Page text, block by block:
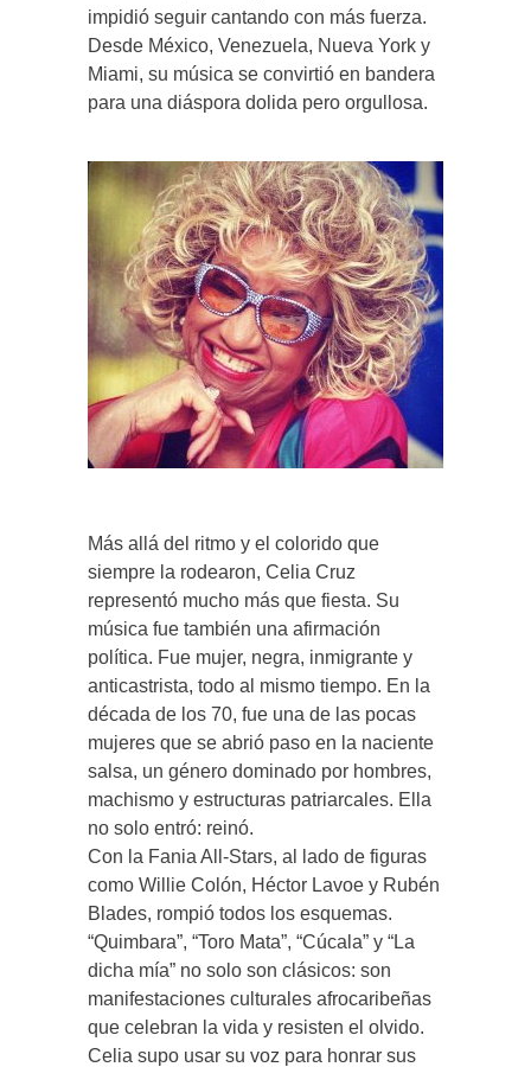
impidió seguir cantando con más fuerza.
Desde México, Venezuela, Nueva York y
Miami, su música se convirtió en bandera
para una diáspora dolida pero orgullosa.
Más allá del ritmo y el colorido que
siempre la rodearon, Celia Cruz
representó mucho más que fiesta. Su
música fue también una afirmación
política. Fue mujer, negra, inmigrante y
anticastrista, todo al mismo tiempo. En la
década de los 70, fue una de las pocas
mujeres que se abrió paso en la naciente
salsa, un género dominado por hombres,
machismo y estructuras patriarcales. Ella
no solo entró: reinó.
Con la Fania All-Stars, al lado de figuras
como Willie Colón, Héctor Lavoe y Rubén
Blades, rompió todos los esquemas.
“Quimbara”, “Toro Mata”, “Cúcala” y “La
dicha mía” no solo son clásicos: son
manifestaciones culturales afrocaribeñas
que celebran la vida y resisten el olvido.
Celia supo usar su voz para honrar sus